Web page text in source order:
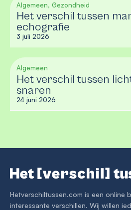
Algemeen, Gezondheid
Het verschil tussen
echografie
3 juli 2026
Algemeen
Het verschil tussen
snaren
24 juni 2026
Hetverschiltussen.com is een online
interessante verschillen. Wij willen